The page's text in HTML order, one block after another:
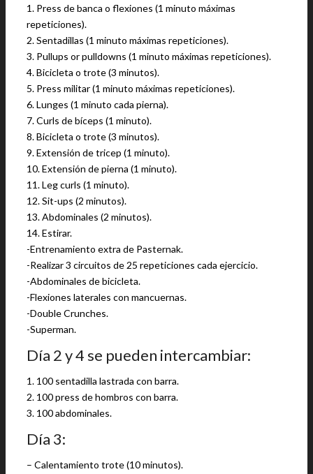
1. Press de banca o flexiones (1 minuto máximas
repeticiones).
2. Sentadillas (1 minuto máximas repeticiones).
3. Pullups or pulldowns (1 minuto máximas repeticiones).
4. Bicicleta o trote (3 minutos).
5. Press militar (1 minuto máximas repeticiones).
6. Lunges (1 minuto cada pierna).
7. Curls de bíceps (1 minuto).
8. Bicicleta o trote (3 minutos).
9. Extensión de tricep (1 minuto).
10. Extensión de pierna (1 minuto).
11. Leg curls (1 minuto).
12. Sit-ups (2 minutos).
13. Abdominales (2 minutos).
14. Estirar.
-Entrenamiento extra de Pasternak.
-Realizar 3 circuitos de 25 repeticiones cada ejercicio.
-Abdominales de bicicleta.
-Flexiones laterales con mancuernas.
-Double Crunches.
-Superman.
Día 2 y 4 se pueden intercambiar:
1. 100 sentadilla lastrada con barra.
2. 100 press de hombros con barra.
3. 100 abdominales.
Día 3:
– Calentamiento trote (10 minutos).